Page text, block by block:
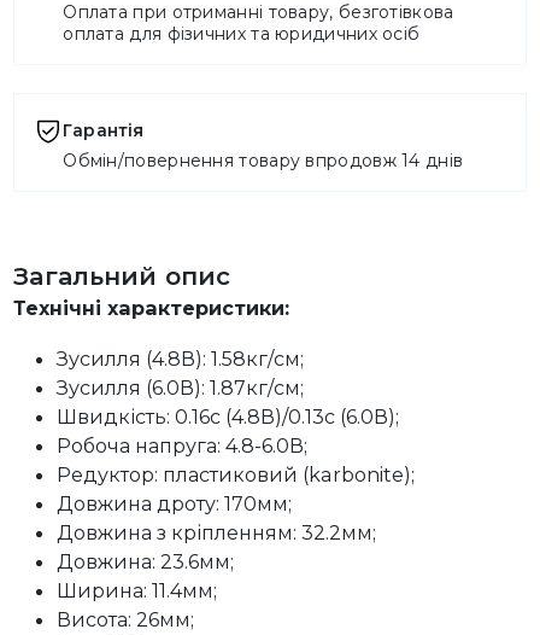
Оплата при отриманні товару, безготівкова
оплата для фізичних та юридичних осіб
Гарантія
Обмін/повернення товару впродовж 14 днів
Загальний опис
Технічні характеристики:
Зусилля (4.8В): 1.58кг/см;
Зусилля (6.0В): 1.87кг/см;
Швидкість: 0.16с (4.8В)/0.13с (6.0В);
Робоча напруга: 4.8-6.0В;
Редуктор: пластиковий (karbonite);
Довжина дроту: 170мм;
Довжина з кріпленням: 32.2мм;
Довжина: 23.6мм;
Ширина: 11.4мм;
Висота: 26мм;